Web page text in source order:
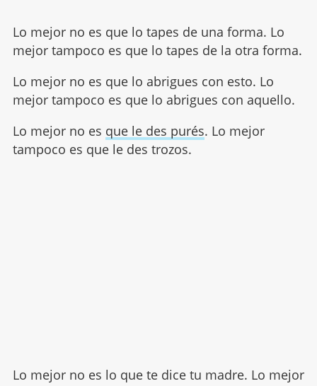
Lo mejor no es que lo tapes de una forma. Lo
mejor tampoco es que lo tapes de la otra forma.
Lo mejor no es que lo abrigues con esto. Lo
mejor tampoco es que lo abrigues con aquello.
Lo mejor no es que le des purés. Lo mejor
tampoco es que le des trozos.
Lo mejor no es lo que te dice tu madre. Lo mejor